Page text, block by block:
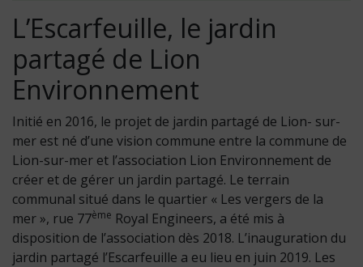
L’Escarfeuille, le jardin
partagé de Lion
Environnement
Initié en 2016, le projet de jardin partagé de Lion- sur-
mer est né d’une vision commune entre la commune de
Lion-sur-mer et l’association Lion Environnement de
créer et de gérer un jardin partagé. Le terrain
communal situé dans le quartier « Les vergers de la
mer », rue 77ème Royal Engineers, a été mis à
disposition de l’association dès 2018. L’inauguration du
jardin partagé l’Escarfeuille a eu lieu en juin 2019. Les